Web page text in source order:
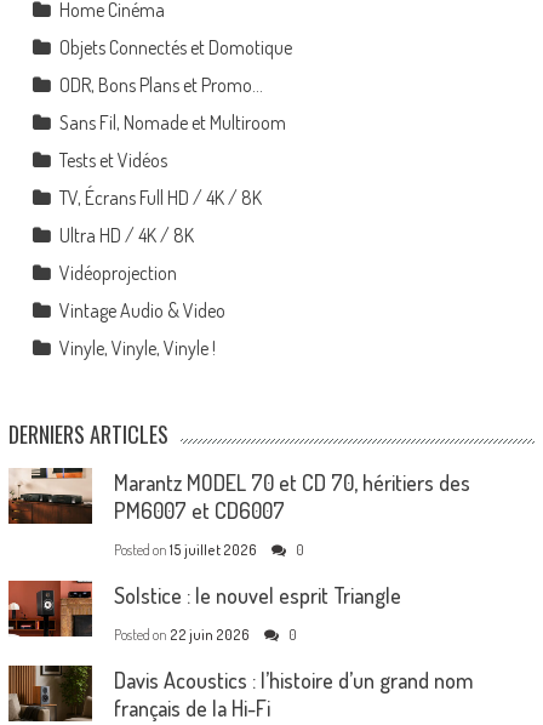
Home Cinéma
Objets Connectés et Domotique
ODR, Bons Plans et Promo…
Sans Fil, Nomade et Multiroom
Tests et Vidéos
TV, Écrans Full HD / 4K / 8K
Ultra HD / 4K / 8K
Vidéoprojection
Vintage Audio & Video
Vinyle, Vinyle, Vinyle !
DERNIERS ARTICLES
Marantz MODEL 70 et CD 70, héritiers des
PM6007 et CD6007
Posted on 15 juillet 2026 0
Solstice : le nouvel esprit Triangle
Posted on 22 juin 2026 0
Davis Acoustics : l’histoire d’un grand nom
français de la Hi-Fi